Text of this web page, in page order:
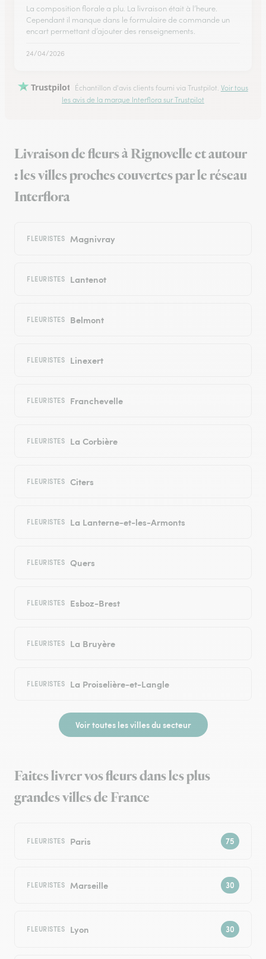
La composition florale a plu. La livraison était à l’heure.
Cependant il manque dans le formulaire de commande un
encart permettant d’ajouter des renseignements.
24/04/2026
Trustpilot Échantillon d'avis clients fourni via Trustpilot. Voir tous
les avis de la marque Interflora sur Trustpilot
Livraison de fleurs à Rignovelle et autour
: les villes proches couvertes par le réseau
Interflora
FLEURISTES Magnivray
FLEURISTES Lantenot
FLEURISTES Belmont
FLEURISTES Linexert
FLEURISTES Franchevelle
FLEURISTES La Corbière
FLEURISTES Citers
FLEURISTES La Lanterne-et-les-Armonts
FLEURISTES Quers
FLEURISTES Esboz-Brest
FLEURISTES La Bruyère
FLEURISTES La Proiselière-et-Langle
Voir toutes les villes du secteur
Faites livrer vos fleurs dans les plus
grandes villes de France
FLEURISTES Paris
FLEURISTES Marseille
FLEURISTES Lyon